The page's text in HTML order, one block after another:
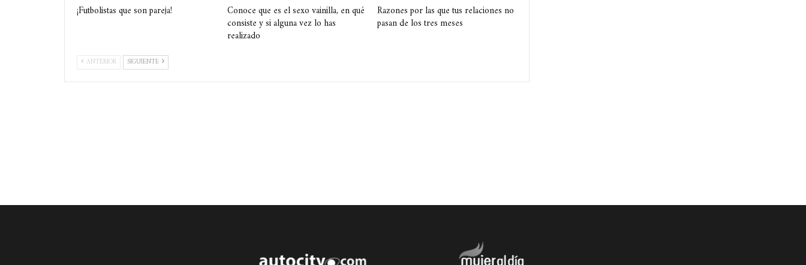
¡Futbolistas que son pareja! Conoce que es el sexo vainilla, en qué
consiste y si alguna vez lo has
realizado
Razones por las que tus relaciones no
pasan de los tres meses
ANTERIOR SIGUIENTE